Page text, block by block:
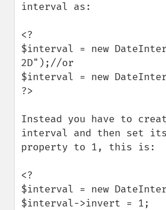
interval as:
<?
$interval = new
2D");//or
$interval = new
?>
Instead you have to
interval and then set
property to 1, this is:
<?
$interval = new
$interval->invert = 1;